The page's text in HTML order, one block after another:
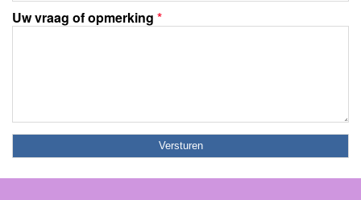
Uw vraag of opmerking *